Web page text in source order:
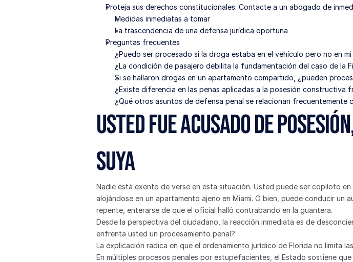
Proteja sus derechos constitucionales: Contacte a un abogado de
Medidas inmediatas a tomar
La trascendencia de una defensa jurídica oportuna
Preguntas frecuentes
¿Puedo ser procesado si la droga estaba en el vehículo pero no en
¿La condición de pasajero debilita la fundamentación del caso de la
Si se hallaron drogas en un apartamento compartido, ¿pueden
¿Existe diferencia en las penas aplicadas a la posesión constructiva
¿Qué otros asuntos de defensa penal se relacionan frecuentemente
Usted fue acusado de
suya
Nadie está exento de verse en esta situación. Usted puede ser copiloto
alojándose en un apartamento ajeno en Miami. O bien, puede conducir
repente, enterarse de que el oficial halló contrabando en la guantera.
Desde la perspectiva del ciudadano, la reacción inmediata es de
enfrenta usted un procesamiento penal?
La explicación radica en que el ordenamiento jurídico de Florida no limita
En múltiples procesos penales por estupefacientes, el Estado sostiene